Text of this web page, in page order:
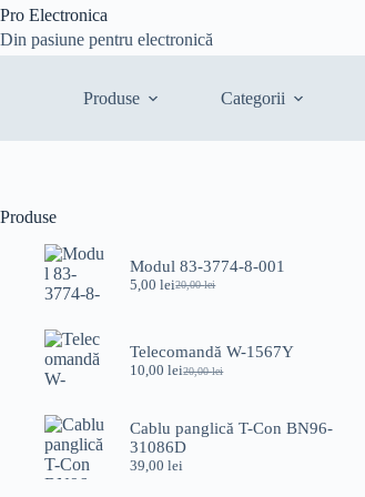
Sari
conținut
Pro Electronica
Din pasiune pentru electronică
Produse Categorii
Produse
Modul 83-3774-8-001
20,00lei
Prețul
20,00 lei.
5,00leiPrețul
5,00 lei.
Telecomandă W-1567Y
20,00lei
Prețul
fost:
20,00 lei.
10,00leiPrețul
10,00 lei.
Cablu panglică T-Con BN96-
31086D
39,00lei